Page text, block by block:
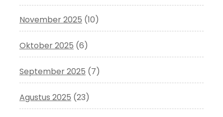
November 2025 (10)
Oktober 2025 (6)
September 2025 (7)
Agustus 2025 (23)